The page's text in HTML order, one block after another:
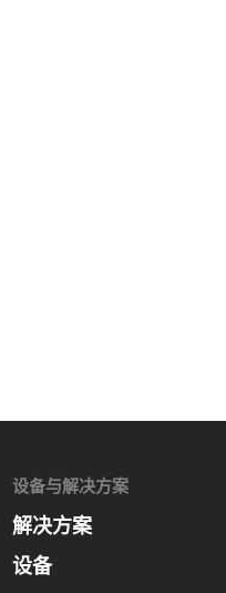
设备与解决方案
解决方案
设备